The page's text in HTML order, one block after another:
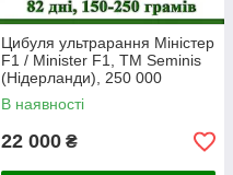
Цибуля ультрарання Міністер
F1 / Minister F1, ТМ Seminis
(Нідерланди), 250 000
насінин
В наявності
22 000 ₴